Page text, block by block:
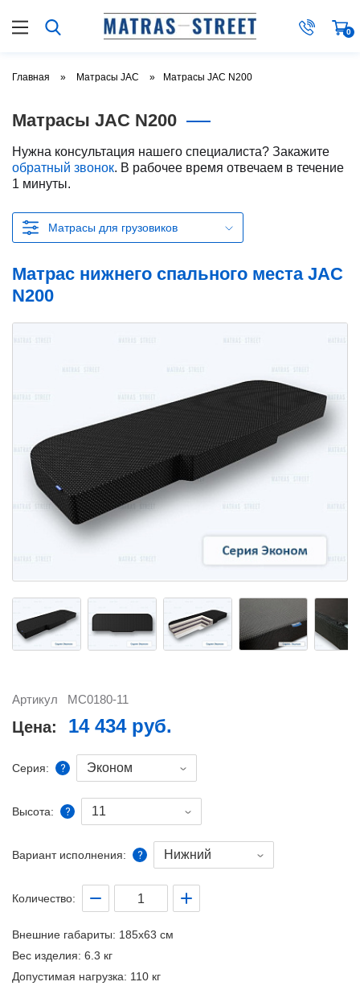
0
Главная Матрасы JAC Матрасы JAC N200
Матрасы JAC N200
Нужна консультация нашего специалиста? Закажите
обратный звонок. В рабочее время отвечаем в течение
1 минуты.
Матрасы для грузовиков
Матрас нижнего спального места JAC
N200
Артикул MC0180-11
Цена: 14 434 руб.
Серия: Эконом
Высота: 11
Вариант исполнения: Нижний
Количество:
Внешние габариты: 185x63 см
Вес изделия: 6.3 кг
Допустимая нагрузка: 110 кг